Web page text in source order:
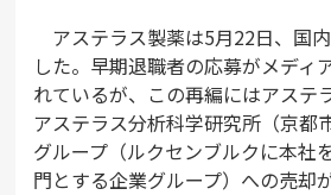
アステラス製薬は5月22日、国
した。早期退職者の応募がメディ
れているが、この再編にはアステ
アステラス分析科学研究所（京都
グループ（ルクセンブルクに本社
門とする企業グループ）への売却